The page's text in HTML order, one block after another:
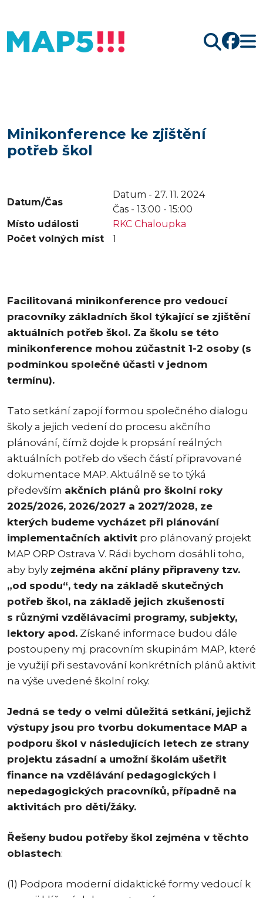
Minikonference ke zjištění
potřeb škol
Datum/Čas
Datum - 27. 11. 2024
Čas - 13:00 - 15:00
Místo události
RKC Chaloupka
Počet volných míst
1
Facilitovaná minikonference pro vedoucí
pracovníky základních škol týkající se zjištění
aktuálních potřeb škol. Za školu se této
minikonference mohou zúčastnit 1-2 osoby (s
podmínkou společné účasti v jednom
termínu).
Tato setkání zapojí formou společného dialogu
školy a jejich vedení do procesu akčního
plánování, čímž dojde k propsání reálných
aktuálních potřeb do všech částí připravované
dokumentace MAP. Aktuálně se to týká
především akčních plánů pro školní roky
2025/2026, 2026/2027 a 2027/2028, ze
kterých budeme vycházet při plánování
implementačních aktivit pro plánovaný projekt
MAP ORP Ostrava V. Rádi bychom dosáhli toho,
aby byly zejména akční plány připraveny tzv.
„od spodu“, tedy na základě skutečných
potřeb škol, na základě jejich zkušeností
s různými vzdělávacími programy, subjekty,
lektory apod. Získané informace budou dále
postoupeny mj. pracovním skupinám MAP, které
je využijí při sestavování konkrétních plánů aktivit
na výše uvedené školní roky.
Jedná se tedy o velmi důležitá setkání, jejichž
výstupy jsou pro tvorbu dokumentace MAP a
podporu škol v následujících letech ze strany
projektu zásadní a umožní školám ušetřit
finance na vzdělávání pedagogických i
nepedagogických pracovníků, případně na
aktivitách pro děti/žáky.
Řešeny budou potřeby škol zejména v těchto
oblastech:
(1) Podpora moderní didaktické formy vedoucí k